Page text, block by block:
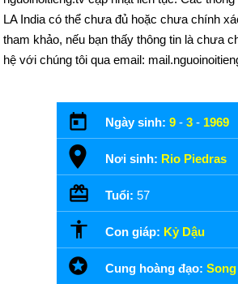
LA India có thể chưa đủ hoặc chưa chính
tham khảo, nếu bạn thấy thông tin là chưa
hệ với chúng tôi qua email:
Ngày sinh: 9 - 3 - 1969
Nơi sinh: Rio Piedras
Tuổi: 57
Con giáp: Kỷ Dậu
Cung hoàng đạo: